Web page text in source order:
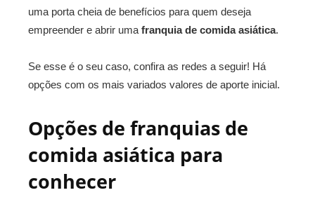
uma porta cheia de benefícios para quem deseja
empreender e abrir uma franquia de comida asiática.
Se esse é o seu caso, confira as redes a seguir! Há
opções com os mais variados valores de aporte inicial.
Opções de franquias de
comida asiática para
conhecer